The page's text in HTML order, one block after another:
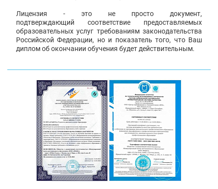
Лицензия - это не просто документ,
подтверждающий соответствие предоставляемых
образовательных услуг требованиям законодательства
Российской Федерации, но и показатель того, что Ваш
диплом об окончании обучения будет действительным.